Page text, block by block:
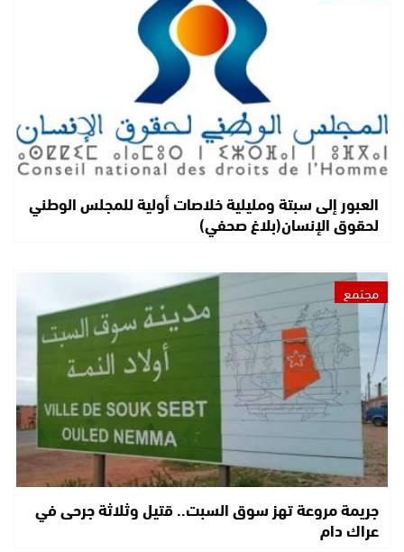
العبور إلى سبتة ومليلية خلاصات أولية للمجلس الوطني
لحقوق الإنسان(بلاغ صحفي)
مجتمع
جريمة مروعة تهز سوق السبت.. قتيل وثلاثة جرحى في
عراك دام